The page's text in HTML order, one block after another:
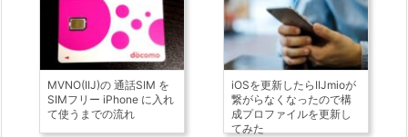
MVNO(IIJ)の 通話SIM を
SIMフリー iPhone に入れ
て使うまでの流れ
iOSを更新したらIIJmioが
繋がらなくなったので構
成プロファイルを更新し
てみた